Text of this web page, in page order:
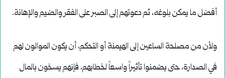
أفضل ما يمكن بلوغه، ثم دعوتهم إلى الصبر على الفقر والضيم والإهانة.
ولأن من مصلحة الساعين إلى الهيمنة أو التحكم، أن يكون الموالون لهم
في الصدارة، حتى يضمنوا تأثيراً واسعاً لخطابهم، فإنهم يسخون بالمال